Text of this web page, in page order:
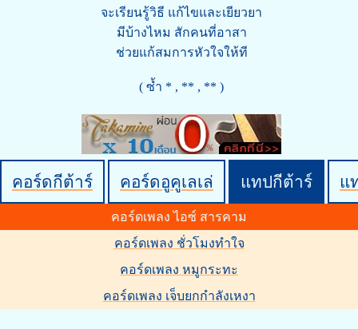
จะเรียนรู้วิธี แก้ไขและเยียวยา
มีบ้างไหม สักคนที่อาสา
ช่วยแก้สมการหัวใจให้ที
( ซ้ำ * , ** , ** )
คอร์ดกีต้าร์ คอร์ดอูคูเลเล่ แทปกีต้าร์ แ
คอร์ดเพลง ไอซ์ สารคาม
คอร์ดเพลง ชั่วโมงทำใจ
คอร์ดเพลง หมูกระทะ
คอร์ดเพลง เจ็บยกกำลังเหงา